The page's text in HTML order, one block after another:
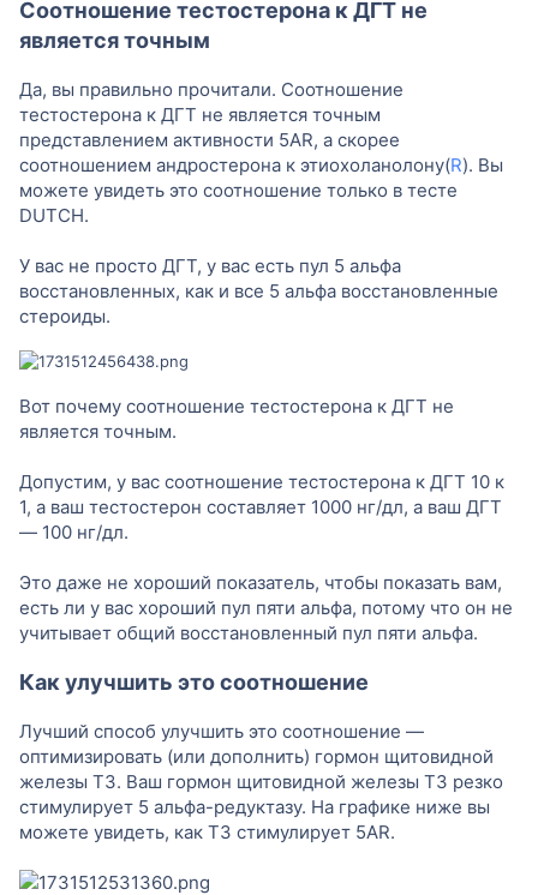
Соотношение тестостерона к ДГТ не
является точным
Да, вы правильно прочитали. Соотношение
тестостерона к ДГТ не является точным
представлением активности 5AR, а скорее
соотношением андростерона к этиохоланолону(R). Вы
можете увидеть это соотношение только в тесте
DUTCH.
У вас не просто ДГТ, у вас есть пул 5 альфа
восстановленных, как и все 5 альфа восстановленные
стероиды.
Вот почему соотношение тестостерона к ДГТ не
является точным.
Допустим, у вас соотношение тестостерона к ДГТ 10 к
1, а ваш тестостерон составляет 1000 нг/дл, а ваш ДГТ
— 100 нг/дл.
Это даже не хороший показатель, чтобы показать вам,
есть ли у вас хороший пул пяти альфа, потому что он не
учитывает общий восстановленный пул пяти альфа.
Как улучшить это соотношение
Лучший способ улучшить это соотношение —
оптимизировать (или дополнить) гормон щитовидной
железы Т3. Ваш гормон щитовидной железы Т3 резко
стимулирует 5 альфа-редуктазу. На графике ниже вы
можете увидеть, как Т3 стимулирует 5AR.